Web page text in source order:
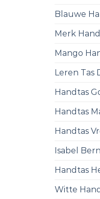
Blauwe
Merk
Mango
Leren Tas
Handtas
Handtas
Handtas
Isabel
Handtas
Witte